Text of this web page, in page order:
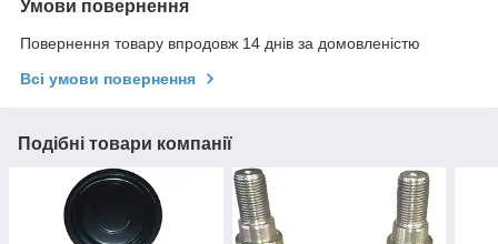
Умови повернення
Повернення товару впродовж 14 днів за домовленістю
Всі умови повернення
Подібні товари компанії